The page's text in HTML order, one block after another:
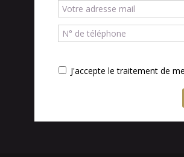
J'accepte le traitement de